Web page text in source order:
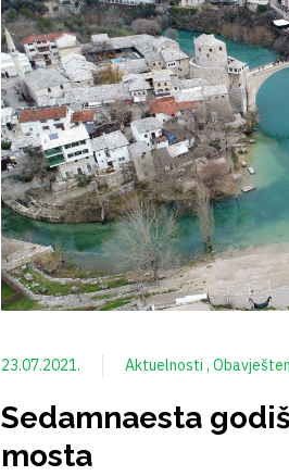
23.07.2021. Aktuelnosti
Sedamnaesta
mosta